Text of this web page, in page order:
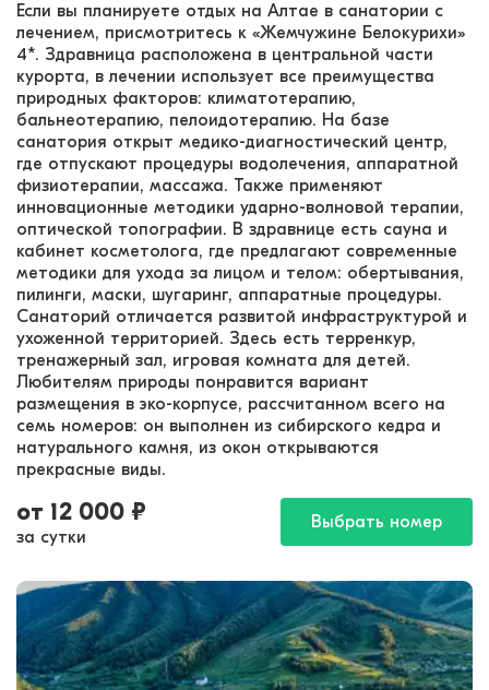
Если вы планируете отдых на Алтае в санатории с
лечением, присмотритесь к «Жемчужине Белокурихи»
4*. Здравница расположена в центральной части
курорта, в лечении использует все преимущества
природных факторов: климатотерапию,
бальнеотерапию, пелоидотерапию. На базе
санатория открыт медико-диагностический центр,
где отпускают процедуры водолечения, аппаратной
физиотерапии, массажа. Также применяют
инновационные методики ударно-волновой терапии,
оптической топографии. В здравнице есть сауна и
кабинет косметолога, где предлагают современные
методики для ухода за лицом и телом: обертывания,
пилинги, маски, шугаринг, аппаратные процедуры.
Санаторий отличается развитой инфраструктурой и
ухоженной территорией. Здесь есть терренкур,
тренажерный зал, игровая комната для детей.
Любителям природы понравится вариант
размещения в эко-корпусе, рассчитанном всего на
семь номеров: он выполнен из сибирского кедра и
натурального камня, из окон открываются
прекрасные виды.
от 12 000 ₽
за сутки
Выбрать номер